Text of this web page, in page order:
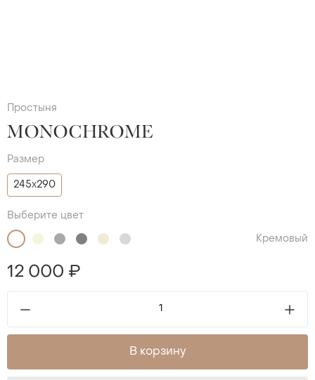
Простыня
MONOCHROME
Размер
245х290
Выберите цвет
Кремовый
12 000 ₽
В корзину